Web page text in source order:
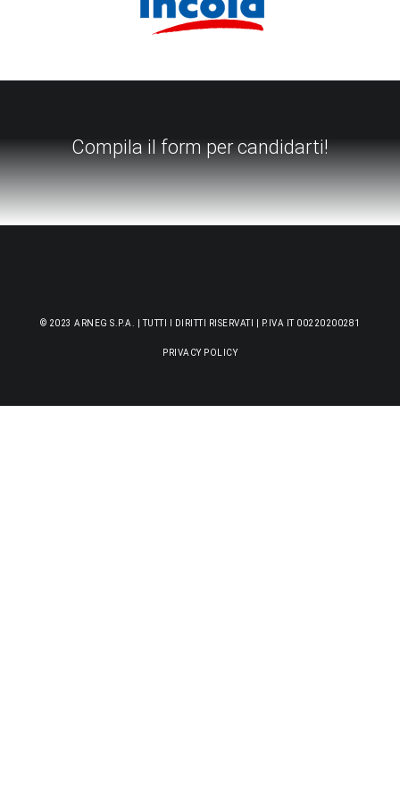
Compila il form per candidarti!
© 2023 ARNEG S.P.A. | TUTTI I DIRITTI RISERVATI | P.IVA IT 00220200281
PRIVACY POLICY